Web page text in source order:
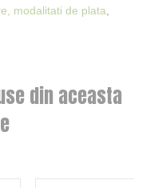
modalitati de plata,
din aceasta